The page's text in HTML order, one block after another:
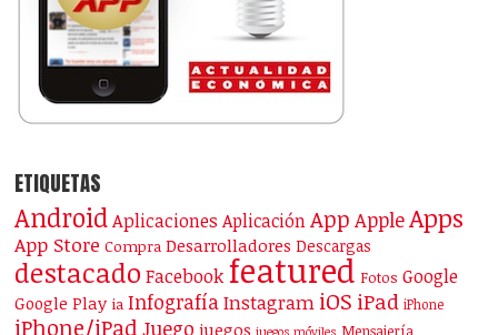
ETIQUETAS
Android Aplicaciones Aplicación App AppleApps
App Store Compra Desarrolladores Descargas
destacado Facebook featured Fotos Google
Google Play ia InfografíaInstagram iOS iPad iPhone
iPhone/iPad Juego juegos juegos móviles Mensajería